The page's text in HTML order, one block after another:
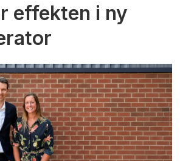
effekten i ny